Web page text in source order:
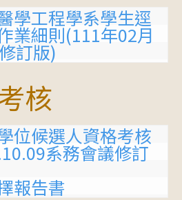
學工程學系學生逕
業細則(111年02月
訂版)
核
位候選人資格考核
系務會議修訂
報告書